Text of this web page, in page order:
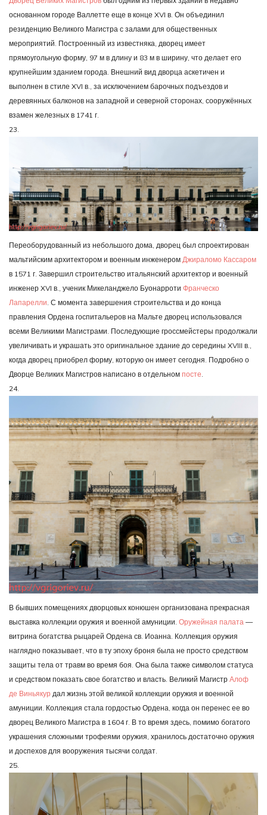
основанном городе Валлетте еще в конце XVI в. Он объединил
резиденцию Великого Магистра с залами для общественных
мероприятий. Построенный из известняка, дворец имеет
прямоугольную форму, 97 м в длину и 83 м в ширину, что делает его
крупнейшим зданием города. Внешний вид дворца аскетичен и
выполнен в стиле XVI в., за исключением барочных подъездов и
деревянных балконов на западной и северной сторонах, сооружённых
взамен железных в 1741 г.
23.
Переоборудованный из небольшого дома, дворец был спроектирован
мальтийским архитектором и военным инженером Джираломо Кассаром
в 1571 г. Завершил строительство итальянский архитектор и военный
инженер XVI в., ученик Микеланджело Буонарроти Франческо
Лапарелли . С момента завершения строительства и до конца
правления Ордена госпитальеров на Мальте дворец использовался
всеми Великими Магистрами. Последующие гроссмейстеры продолжали
увеличивать и украшать это оригинальное здание до середины XVIII в.,
когда дворец приобрел форму, которую он имеет сегодня. Подробно о
Дворце Великих Магистров написано в отдельном посте
24.
В бывших помещениях дворцовых конюшен организована прекрасная
выставка коллекции оружия и военной амуниции. Оружейная палата —
витрина богатства рыцарей Ордена св. Иоанна. Коллекция оружия
наглядно показывает, что в ту эпоху броня была не просто средством
защиты тела от травм во время боя. Она была также символом статуса
и средством показать свое богатство и власть. Великий Магистр Алоф
де Виньякур дал жизнь этой великой коллекции оружия и военной
амуниции. Коллекция стала гордостью Ордена, когда он перенес ее во
дворец Великого Магистра в 1604 г. В то время здесь, помимо богатого
украшения сложными трофеями оружия, хранилось достаточно оружия
и доспехов для вооружения тысячи солдат.
25.